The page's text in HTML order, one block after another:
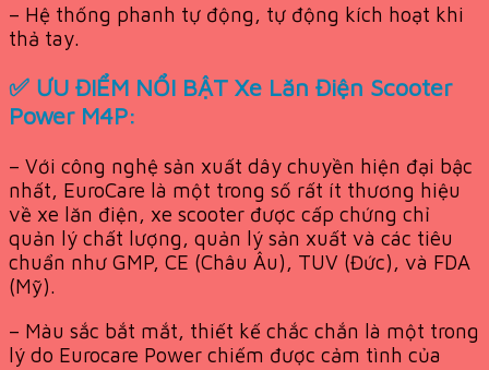
– Hệ thống phanh tự động, tự động kích hoạt khi
thả tay.
✅ ƯU ĐIỂM NỔI BẬT Xe Lăn Điện Scooter
Power M4P:
– Với công nghệ sản xuất dây chuyền hiện đại bậc
nhất, EuroCare là một trong số rất ít thương hiệu
về xe lăn điện, xe scooter được cấp chứng chỉ
quản lý chất lượng, quản lý sản xuất và các tiêu
chuẩn như GMP, CE (Châu Âu), TUV (Đức), và FDA
(Mỹ).
– Màu sắc bắt mắt, thiết kế chắc chắn là một trong
lý do Eurocare Power chiếm được cảm tình của